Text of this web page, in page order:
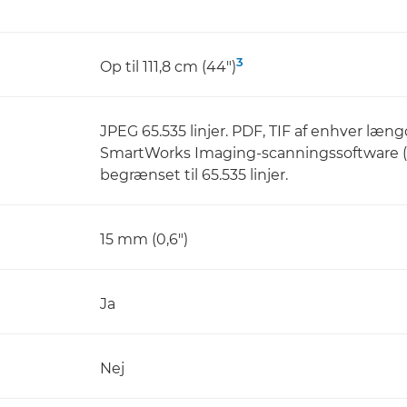
Op til 111,8 cm (44")3
JPEG 65.535 linjer. PDF, TIF af enhver
SmartWorks Imaging-scanningssoftware
begrænset til 65.535 linjer.
15 mm (0,6")
Ja
Nej